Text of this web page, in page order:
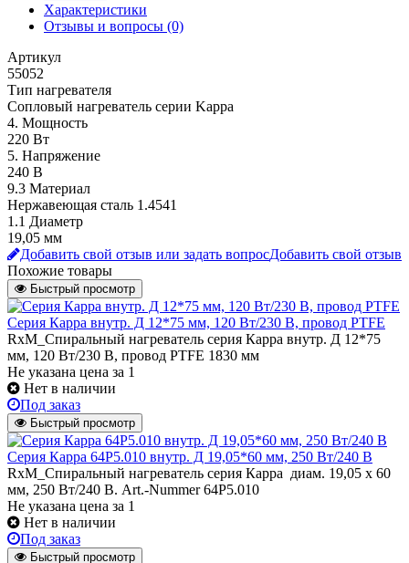
Характеристики
Отзывы и вопросы (0)
Артикул
55052
Тип нагревателя
Сопловый нагреватель серии Kappa
4. Мощность
220 Вт
5. Напряжение
240 В
9.3 Материал
Нержавеющая сталь 1.4541
1.1 Диаметр
19,05 мм
Добавить свой отзыв или задать вопросДобавить свой отзыв
Похожие товары
Быстрый просмотр
Серия Карра внутр. Д 12*75 мм, 120 Вт/230 В, провод PTFE
RxM_Спиральный нагреватель серия Карра внутр. Д 12*75
мм, 120 Вт/230 В, провод PTFE 1830 мм
Не указана цена за 1
Нет в наличии
Под заказ
Быстрый просмотр
Серия Карра 64Р5.010 внутр. Д 19,05*60 мм, 250 Вт/240 В
RxM_Спиральный нагреватель серия Карра диам. 19,05 х 60
мм, 250 Вт/240 В. Art.-Nummer 64Р5.010
Не указана цена за 1
Нет в наличии
Под заказ
Быстрый просмотр